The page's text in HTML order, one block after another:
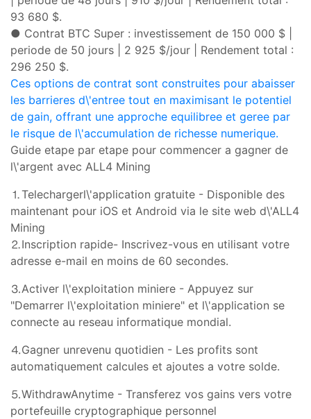
93 680 $.
● Contrat BTC Super : investissement de 150 000 $ |
periode de 50 jours | 2 925 $/jour | Rendement total :
296 250 $.
Ces options de contrat sont construites pour abaisser
les barrieres d\'entree tout en maximisant le potentiel
de gain, offrant une approche equilibree et geree par
le risque de l\'accumulation de richesse numerique.
Guide etape par etape pour commencer a gagner de
l\'argent avec ALL4 Mining
⒈Telechargerl\'application gratuite - Disponible des
maintenant pour iOS et Android via le site web d\'ALL4
Mining
⒉Inscription rapide- Inscrivez-vous en utilisant votre
adresse e-mail en moins de 60 secondes.
⒊Activer l\'exploitation miniere - Appuyez sur
"Demarrer l\'exploitation miniere" et l\'application se
connecte au reseau informatique mondial.
⒋Gagner unrevenu quotidien - Les profits sont
automatiquement calcules et ajoutes a votre solde.
⒌WithdrawAnytime - Transferez vos gains vers votre
portefeuille cryptographique personnel